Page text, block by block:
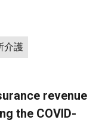
介護
revenue
the COVID-